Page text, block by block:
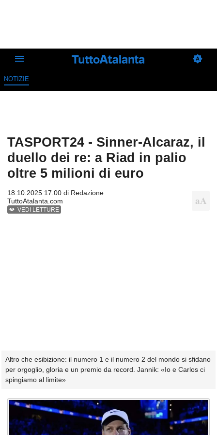
NOTIZIE
TASPORT24 - Sinner-Alcaraz, il
duello dei re: a Riad in palio
oltre 5 milioni di euro
18.10.2025 17:00 di Redazione
TuttoAtalanta.com
VEDI LETTURE
Altro che esibizione: il numero 1 e il numero 2 del mondo si sfidano
per orgoglio, gloria e un premio da record. Jannik: «Io e Carlos ci
spingiamo al limite»